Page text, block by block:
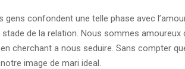
gens confondent une telle phase avec
de la relation. Nous sommes amoureux
cherchant a nous seduire. Sans compter
image de mari ideal.